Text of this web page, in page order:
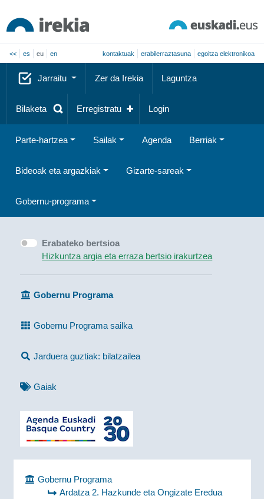
<< es eu en kontaktuak erabilerraztasuna egoitza elektronikoa
Jarraitu Zer da Irekia Laguntza
Bilaketa Erregistratu Login
Parte-hartzea Sailak Agenda Berriak
Bideoak eta argazkiak Gizarte-sareak
Gobernu-programa
Erabateko bertsioa
Hizkuntza argia eta erraza bertsio irakurtzea
Gobernu Programa
Gobernu Programa sailka
Jarduera guztiak: bilatzailea
Gaiak
Gobernu Programa
Ardatza 2. Hazkunde eta Ongizate Eredua